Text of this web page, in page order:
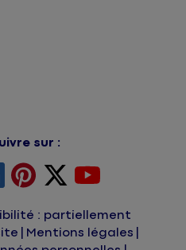
sur :
: partiellement
Mentions légales